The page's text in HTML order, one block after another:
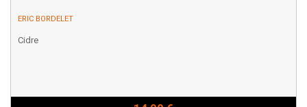
ERIC BORDELET
Cidre